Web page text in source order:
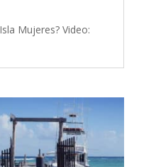
Mujeres? Video: